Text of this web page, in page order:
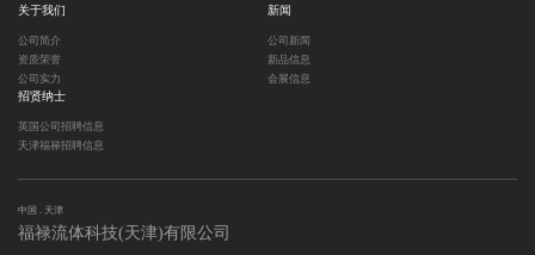
关于我们
公司简介
资质荣誉
公司实力
新闻
公司新闻
新品信息
会展信息
招贤纳士
英国公司招聘信息
天津福禄招聘信息
中国 . 天津
福禄流体科技(天津)有限公司